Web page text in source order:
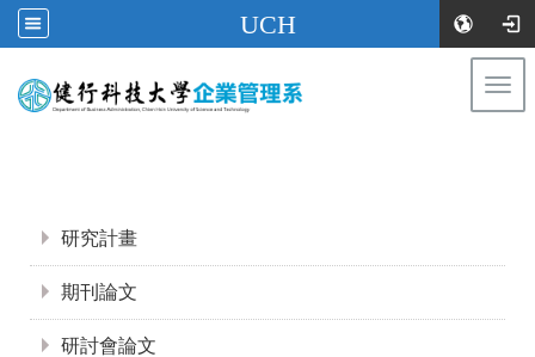
UCH
研究計畫
期刊論文
研討會論文